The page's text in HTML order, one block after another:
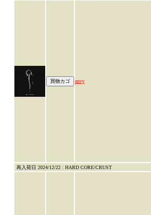
envy
再入荷日 2024/12/22 : HARD CORE/CRUST